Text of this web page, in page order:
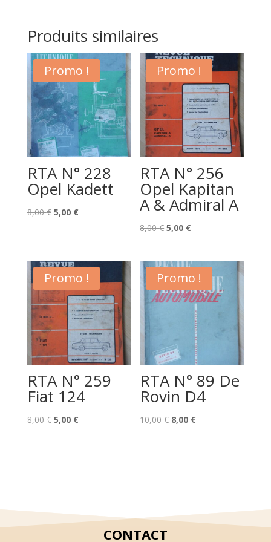
Produits similaires
Promo !
RTA N° 228
Opel Kadett
8,00€ Le
était :
8,00 €.
5,00 €Le
est :
5,00 €.
Promo !
RTA N° 256
Opel Kapitan
A & Admiral A
8,00€ Le
initial
était :
8,00 €.
5,00 €Le
actuel
est :
5,00 €.
Promo !
RTA N° 259
Fiat 124
8,00€ Le
5,00 €Le
Promo !
RTA N° 89 De
Rovin D4
10,00€ Le
8,00 €Le
CONTACT